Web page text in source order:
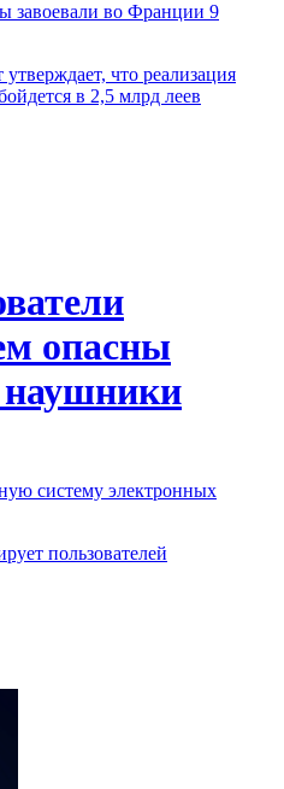
завоевали во Франции 9
что реализация
в 2,5 млрд леев
опасны
наушники
систему электронных
пользователей